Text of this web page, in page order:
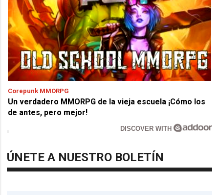
Corepunk MMORPG
Un verdadero MMORPG de la vieja escuela ¡Cómo los
de antes, pero mejor!
DISCOVER WITH
ÚNETE A NUESTRO BOLETÍN